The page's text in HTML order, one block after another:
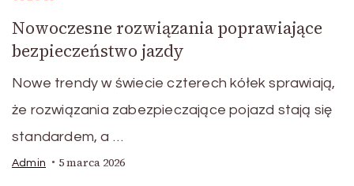
Nowoczesne rozwiązania poprawiające
bezpieczeństwo jazdy
Nowe trendy w świecie czterech kółek sprawiają,
że rozwiązania zabezpieczające pojazd stają się
standardem, a …
Admin 5 marca 2026